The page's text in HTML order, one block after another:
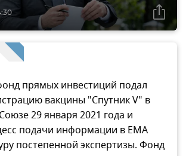
прямых инвестиций подал
вакцины "Спутник V" в
29 января 2021 года и
подачи информации в EMA
постепенной экспертизы. Фонд